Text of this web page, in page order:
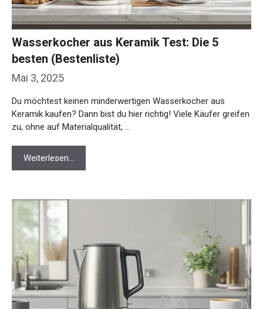
Mai 3, 2025
Wasserkocher aus Keramik Test: Die 5
besten (Bestenliste)
Du möchtest keinen minderwertigen Wasserkocher aus
Keramik kaufen? Dann bist du hier richtig! Viele Käufer greifen
zu, ohne auf Materialqualität, …
Weiterlesen…